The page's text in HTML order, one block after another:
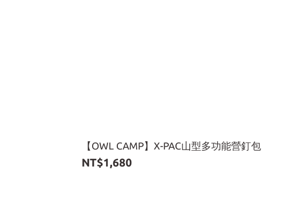
【OWL CAMP】X-PAC山型多功能營釘包
NT$1,680